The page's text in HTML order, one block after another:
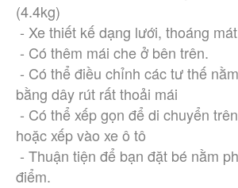
(4.4kg)
- Xe thiết kế dạng lưới, thoáng
- Có thêm mái che ở bên trên.
bằng dây rút rất thoải mái
hoặc xếp vào xe ô tô
điểm.